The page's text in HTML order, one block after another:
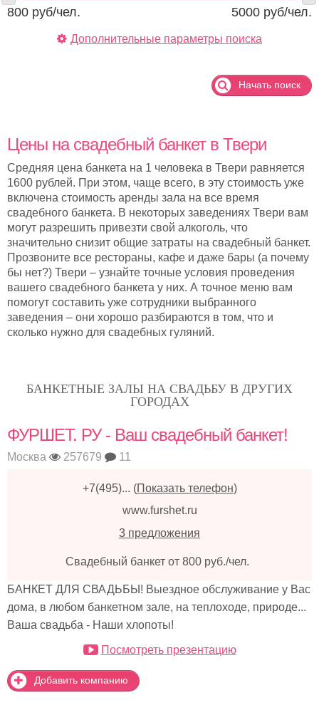
800 руб/чел. 5000 руб/чел.
Дополнительные параметры поиска
Начать поиск
Цены на свадебный банкет в Твери
Средняя цена банкета на 1 человека в Твери равняется
1600 рублей. При этом, чаще всего, в эту стоимость уже
включена стоимость аренды зала на все время
свадебного банкета. В некоторых заведениях Твери вам
могут разрешить привезти свой алкоголь, что
значительно снизит общие затраты на свадебный банкет.
Прозвоните все рестораны, кафе и даже бары (а почему
бы нет?) Твери – узнайте точные условия проведения
вашего свадебного банкета у них. А точное меню вам
помогут составить уже сотрудники выбранного
заведения – они хорошо разбираются в том, что и
сколько нужно для свадебных гуляний.
БАНКЕТНЫЕ ЗАЛЫ НА СВАДЬБУ В ДРУГИХ
ГОРОДАХ
ФУРШЕТ. РУ - Ваш свадебный банкет!
Москва 257679 11
+7(495)... (Показать телефон)
www.furshet.ru
3 предложения
Свадебный банкет от 800 руб./чел.
БАНКЕТ ДЛЯ СВАДЬБЫ! Выездное обслуживание у Вас
дома, в любом банкетном зале, на теплоходе, природе...
Ваша свадьба - Наши хлопоты!
Посмотреть презентацию
Добавить компанию